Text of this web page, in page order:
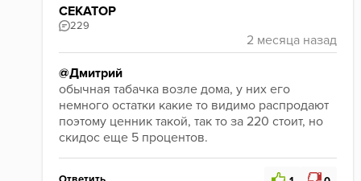
СЕКАТОР
229
@Дмитрий
обычная табачка возле дома, у них его
немного остатки какие то видимо распродают
поэтому ценник такой, так то за 220 стоит, но
скидос еще 5 процентов.